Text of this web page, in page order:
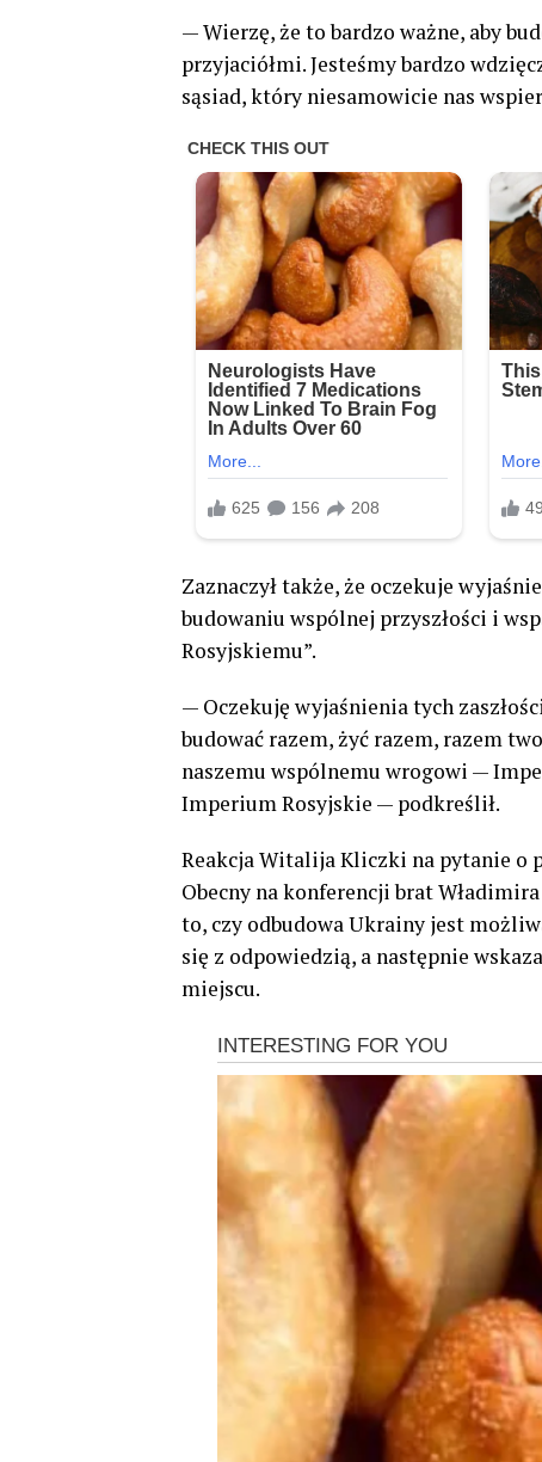
— Wierzę, że to bardzo ważne, aby
przyjaciółmi. Jesteśmy bardzo
sąsiad, który niesamowicie nas
Zaznaczył także, że oczekuje
budowaniu wspólnej przyszłości i
Rosyjskiemu”.
— Oczekuję wyjaśnienia tych
budować razem, żyć razem, razem
naszemu wspólnemu wrogowi —
Imperium Rosyjskie — podkreślił.
Reakcja Witalija Kliczki na pytanie o
Obecny na konferencji brat
to, czy odbudowa Ukrainy jest
się z odpowiedzią, a następnie
miejscu.